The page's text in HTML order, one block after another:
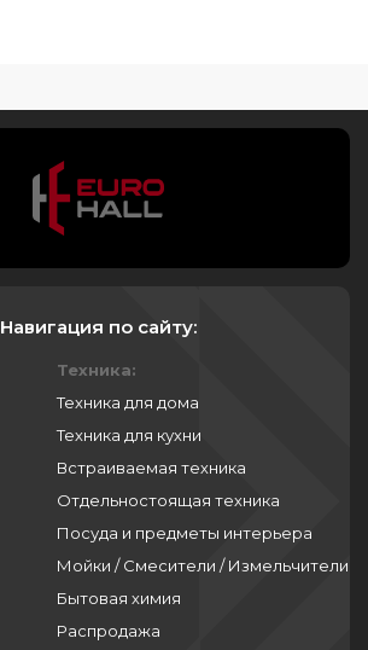
Навигация по сайту:
Техника:
Техника для дома
Техника для кухни
Встраиваемая техника
Отдельностоящая техника
Посуда и предметы интерьера
Мойки / Смесители / Измельчители
Бытовая химия
Распродажа